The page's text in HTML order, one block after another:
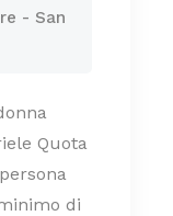
- San
Quota
di